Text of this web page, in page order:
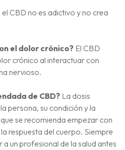
el CBD no es adictivo y no crea
el dolor crónico? El CBD
crónico al interactuar con
nervioso.
de CBD? La dosis
persona, su condición y la
se recomienda empezar con
respuesta del cuerpo. Siempre
un profesional de la salud antes